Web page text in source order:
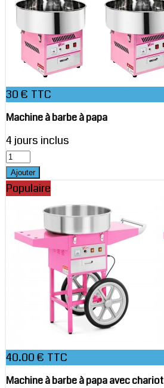
30 € TTC
Machine à barbe à papa
4 jours inclus
Populaire
40.00 € TTC
Machine à barbe à papa avec chariot